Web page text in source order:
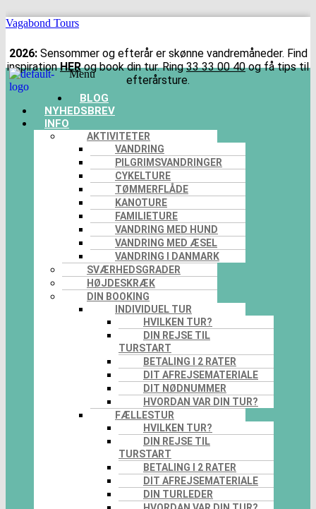
Vagabond Tours
2026:Sensommer og efterår er skønne vandremåneder. Find
inspiration HERog book din tur. Ring33 33 00 40 og få tips til
efterårsture.
Menu
BLOG
NYHEDSBREV
INFO
AKTIVITETER
VANDRING
PILGRIMSVANDRINGER
CYKELTURE
TØMMERFLÅDE
KANOTURE
FAMILIETURE
VANDRING MED HUND
VANDRING MED ÆSEL
VANDRING I DANMARK
SVÆRHEDSGRADER
HØJDESKRÆK
DIN BOOKING
INDIVIDUEL TUR
HVILKEN TUR?
DIN REJSE TIL
TURSTART
BETALING I 2 RATER
DIT AFREJSEMATERIALE
DIT NØDNUMMER
HVORDAN VAR DIN TUR?
FÆLLESTUR
HVILKEN TUR?
DIN REJSE TIL
TURSTART
BETALING I 2 RATER
DIT AFREJSEMATERIALE
DIN TURLEDER